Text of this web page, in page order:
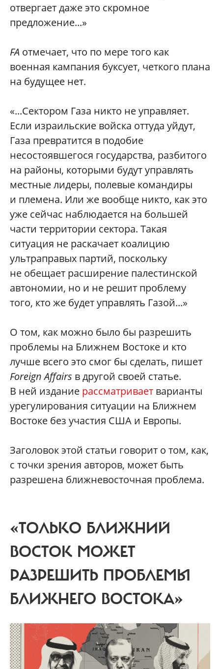
отвергает даже это скромное
предложение...»
FA отмечает, что по мере того как
военная кампания буксует, четкого плана
на будущее нет.
«...Сектором Газа никто не управляет.
Если израильские войска оттуда уйдут,
Газа превратится в подобие
несостоявшегося государства, разбитого
на районы, которыми будут управлять
местные лидеры, полевые командиры
и племена. Или же вообще никто, как это
уже сейчас наблюдается на большей
части территории сектора. Такая
ситуация не раскачает коалицию
ультраправых партий, поскольку
не обещает расширение палестинской
автономии, но и не решит проблему
того, кто же будет управлять Газой...»
О том, как можно было бы разрешить
проблемы на Ближнем Востоке и кто
лучше всего это смог бы сделать, пишет
Foreign Affairs в другой своей статье.
В ней издание рассматривает варианты
урегулирования ситуации на Ближнем
Востоке без участия США и Европы.
Заголовок этой статьи говорит о том, как,
с точки зрения авторов, может быть
разрешена ближневосточная проблема.
«ТОЛЬКО БЛИЖНИЙ
ВОСТОК МОЖЕТ
РАЗРЕШИТЬ ПРОБЛЕМЫ
БЛИЖНЕГО ВОСТОКА»